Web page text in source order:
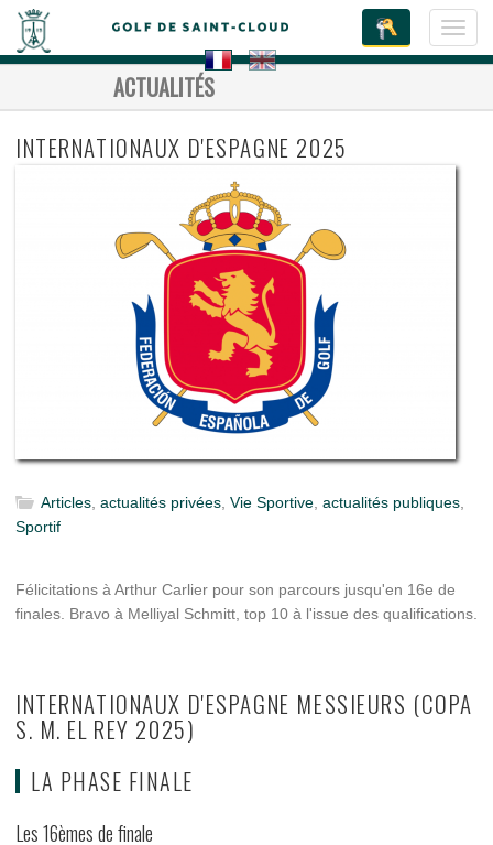
ACTUALITÉS
INTERNATIONAUX D'ESPAGNE 2025
Articles actualités privées Vie Sportive actualités publiques
Sportif
Félicitations à Arthur Carlier pour son parcours jusqu'en 16e de
finales. Bravo à Melliyal Schmitt, top 10 à l'issue des qualifications.
INTERNATIONAUX D'ESPAGNE MESSIEURS (COPA
S. M. EL REY 2025)
LA PHASE FINALE
Les 16èmes de finale